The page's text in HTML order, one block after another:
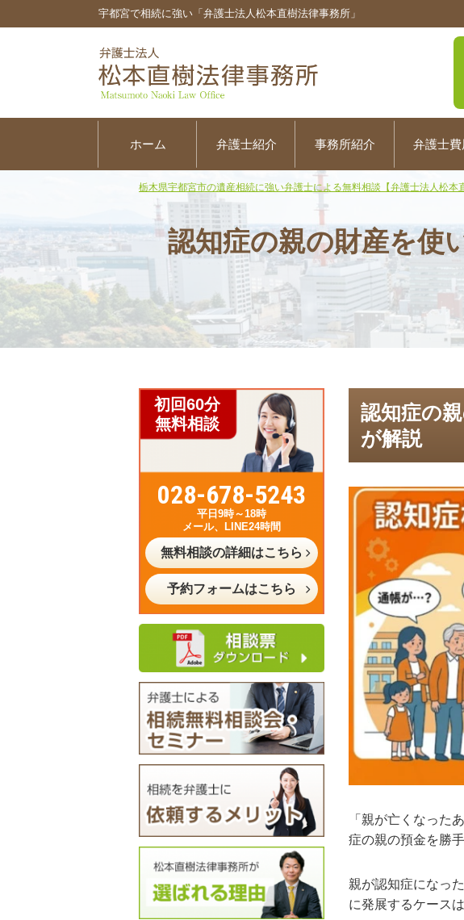
宇都宮で相続に強い「弁護士法人松本直樹法律事務所」
ホーム 弁護士紹介 事務所紹介 弁護士費
栃木県宇都宮市の遺産相続に強い弁護士による無料相談【弁護士法人松本
認知症の親の財産を使
認知症の
が解説
「親が亡くなった
症の親の預金を勝
親が認知症になっ
に発展するケース
初回60分
無料相談
028-678-5243
平日9時～18時
メール、LINE24時間
無料相談の詳細はこちら
予約フォームはこちら